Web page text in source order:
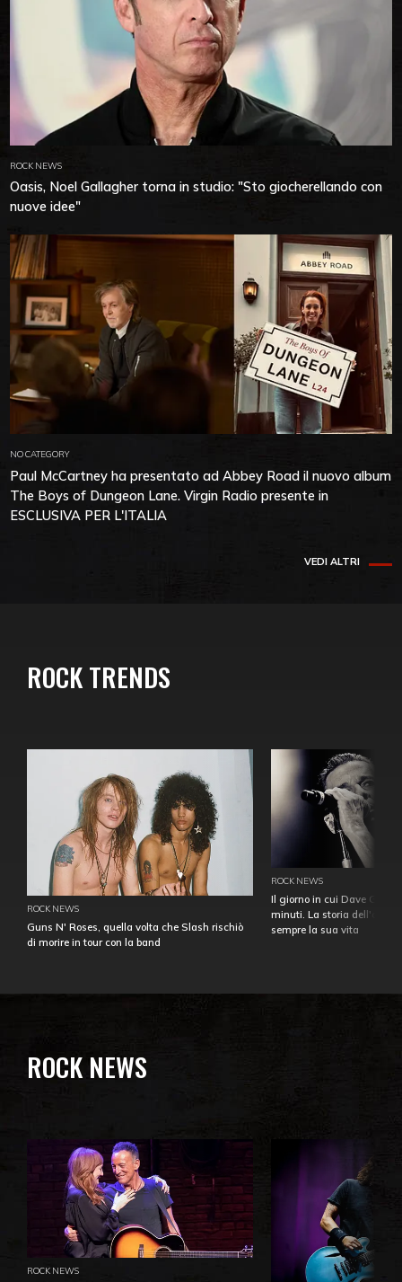
ROCK NEWS
Oasis, Noel Gallagher torna in studio: "Sto giocherellando con
nuove idee"
NO CATEGORY
Paul McCartney ha presentato ad Abbey Road il nuovo album
The Boys of Dungeon Lane. Virgin Radio presente in
ESCLUSIVA PER L'ITALIA
VEDI ALTRI
ROCK TRENDS
ROCK NEWS
Guns N' Roses, quella volta che Slash rischiò
di morire in tour con la band
ROCK NEWS
Il giorno in cui Dave
minuti. La storia
sempre la sua vita
ROCK NEWS
ROCK NEWS